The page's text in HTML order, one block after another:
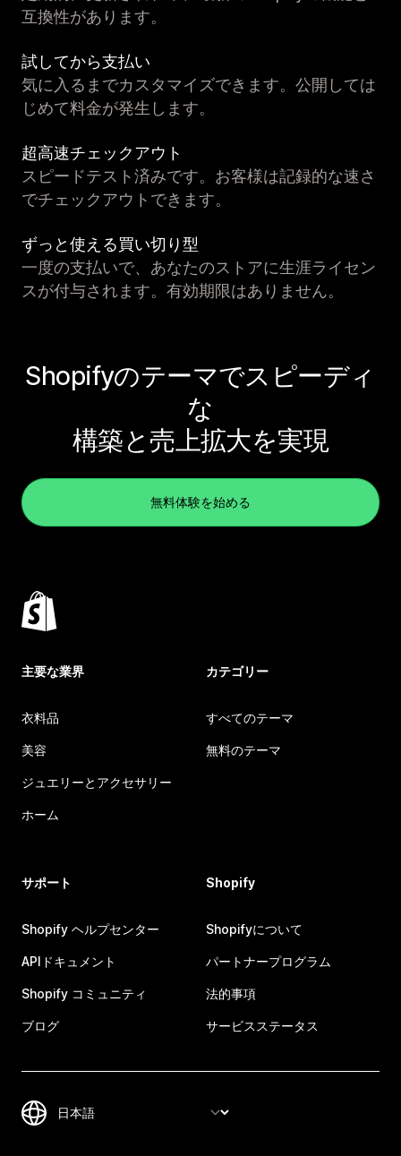
互換性があります。
試してから支払い
気に入るまでカスタマイズできます。公開しては
じめて料金が発生します。
超高速チェックアウト
スピードテスト済みです。お客様は記録的な速さ
でチェックアウトできます。
ずっと使える買い切り型
一度の支払いで、あなたのストアに生涯ライセン
スが付与されます。有効期限はありません。
Shopifyのテーマでスピーディ
な
構築と売上拡大を実現
無料体験を始める
主要な業界
衣料品
美容
ジュエリーとアクセサリー
ホーム
カテゴリー
すべてのテーマ
無料のテーマ
サポート
Shopify ヘルプセンター
APIドキュメント
Shopify コミュニティ
ブログ
Shopify
Shopifyについて
パートナープログラム
法的事項
サービスステータス